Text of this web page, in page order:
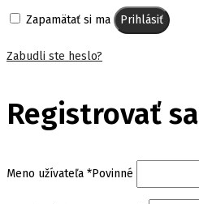
Zapamätať si ma Prihlásiť
Zabudli ste heslo?
Registrovať sa
Meno užívateľa *Povinné